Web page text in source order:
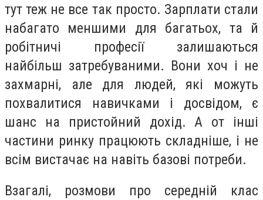
тут теж не все так просто. Зарплати стали
набагато меншими для багатьох, та й
робітничі професії залишаються
найбільш затребуваними. Вони хоч і не
захмарні, але для людей, які можуть
похвалитися навичками і досвідом, є
шанс на пристойний дохід. А от інші
частини ринку працюють складніше, і не
всім вистачає на навіть базові потреби.
Взагалі, розмови про середній клас